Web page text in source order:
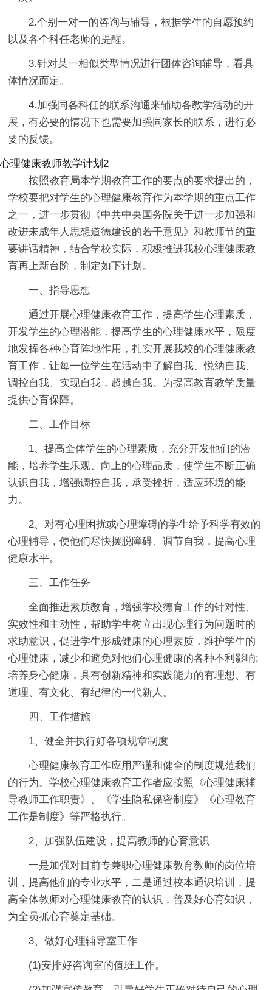
2.个别一对一的咨询与辅导，根据学生的自愿预约
以及各个科任老师的提醒。
3.针对某一相似类型情况进行团体咨询辅导，看具
体情况而定。
4.加强同各科任的联系沟通来辅助各教学活动的开
展，有必要的情况下也需要加强同家长的联系，进行必
要的反馈。
心理健康教师教学计划2
按照教育局本学期教育工作的要点的要求提出的，
学校要把对学生的心理健康教育作为本学期的重点工作
之一，进一步贯彻《中共中央国务院关于进一步加强和
改进未成年人思想道德建设的若干意见》和教师节的重
要讲话精神，结合学校实际，积极推进我校心理健康教
育再上新台阶，制定如下计划。
一、指导思想
通过开展心理健康教育工作，提高学生心理素质，
开发学生的心理潜能，提高学生的心理健康水平，限度
地发挥各种心育阵地作用，扎实开展我校的心理健康教
育工作，让每一位学生在活动中了解自我、悦纳自我、
调控自我、实现自我，超越自我。为提高教育教学质量
提供心育保障。
二、工作目标
1、提高全体学生的心理素质，充分开发他们的潜
能，培养学生乐观、向上的心理品质，使学生不断正确
认识自我，增强调控自我，承受挫折，适应环境的能
力。
2、对有心理困扰或心理障碍的学生给予科学有效的
心理辅导，使他们尽快摆脱障碍、调节自我，提高心理
健康水平。
三、工作任务
全面推进素质教育，增强学校德育工作的针对性、
实效性和主动性，帮助学生树立出现心理行为问题时的
求助意识，促进学生形成健康的心理素质，维护学生的
心理健康，减少和避免对他们心理健康的各种不利影响;
培养身心健康，具有创新精神和实践能力的有理想、有
道理、有文化、有纪律的一代新人。
四、工作措施
1、健全并执行好各项规章制度
心理健康教育工作应用严谨和健全的制度规范我们
的行为。学校心理健康教育工作者应按照《心理健康辅
导教师工作职责》、《学生隐私保密制度》《心理教育
工作是制度》等严格执行。
2、加强队伍建设，提高教师的心育意识
一是加强对目前专兼职心理健康教育教师的岗位培
训，提高他们的专业水平，二是通过校本通识培训，提
高全体教师对心理健康教育的认识，普及好心育知识，
为全员抓心育奠定基础。
3、做好心理辅导室工作
(1)安排好咨询室的值班工作。